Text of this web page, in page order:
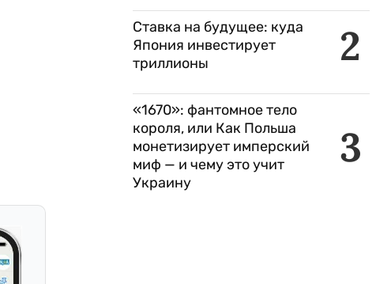
2
Ставка на будущее: куда
Япония инвестирует
триллионы
3
«1670»: фантомное тело
короля, или Как Польша
монетизирует имперский
миф — и чему это учит
Украину